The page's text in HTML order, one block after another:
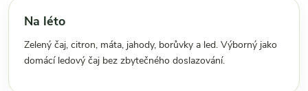
Na léto
Zelený čaj, citron, máta, jahody, borůvky a led. Výborný jako
domácí ledový čaj bez zbytečného doslazování.